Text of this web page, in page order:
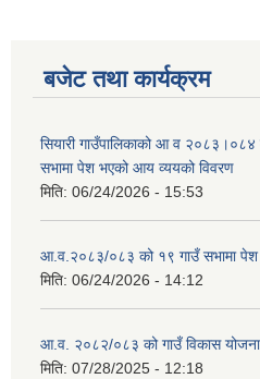
बजेट तथा कार्यक्रम
सियारी गाउँपालिकाको आ व
सभामा पेश भएको आय व्ययको विवरण
मिति: 06/24/2026 - 15:53
आ.व.२०८३/०८३ को १९ गाउँ सभामा पेश
मिति: 06/24/2026 - 14:12
आ.व. २०८२/०८३ को गाउँ विकास योजना
मिति: 07/28/2025 - 12:18